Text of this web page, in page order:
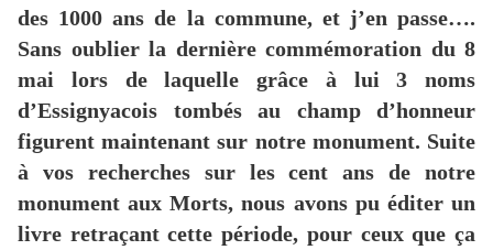
des 1000 ans de la commune, et j’en passe….
Sans oublier la dernière commémoration du 8
mai lors de laquelle grâce à lui 3 noms
d’Essignyacois tombés au champ d’honneur
figurent maintenant sur notre monument. Suite
à vos recherches sur les cent ans de notre
monument aux Morts, nous avons pu éditer un
livre retraçant cette période, pour ceux que ça